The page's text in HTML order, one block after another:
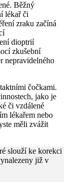
Běžný
lékař či
zraku začíná
dioptrií
zkušební
nepravidelného
čočkami.
jako je
či vzdálené
lékařem nebo
měli zvážit
slouží ke korekci
již v